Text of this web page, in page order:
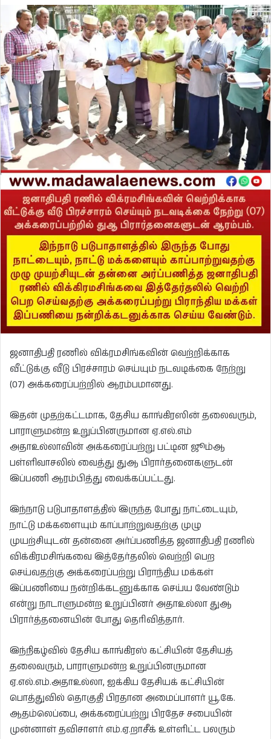
ஜனாதிபதி ரணில் விக்ரமசிங்கவின் வெற்றிக்காக
வீட்டுக்கு வீடு பிரச்சாரம் செய்யும் நடவடிக்கை நேற்று
(07) அக்கரைப்பற்றில் ஆரம்பமானது.
இதன் முதற்கட்டமாக, தேசிய காங்கிரஸின் தலைவரும்,
பாராளுமன்ற உறுப்பினருமான ஏ.எல்.எம்
அதாஉல்லாவின் அக்கரைப்பற்று பட்டின ஜூம்ஆ
பள்ளிவாசலில் வைத்து துஆ பிரார்தனைகளுடன்
இப்பணி ஆரம்பித்து வைக்கப்பட்டது.
இந்நாடு படுபாதாளத்தில் இருந்த போது நாட்டையும்,
நாட்டு மக்களையும் காப்பாற்றுவதற்கு முழு
முயற்சியுடன் தன்னை அர்ப்பணித்த ஜனாதிபதி ரணில்
விக்கிரமசிங்கவை இத்தேர்தலில் வெற்றி பெற
செய்வதற்கு அக்கரைப்பற்று பிராந்திய மக்கள்
இப்பணியை நன்றிக்கடனுக்காக செய்ய வேண்டும்
என்று நாடாளுமன்ற உறுப்பினர் அதாஉல்லா துஆ
பிரார்த்தனையின் போது தெரிவித்தார்.
இந்நிகழ்வில் தேசிய காங்கிரஸ் கட்சியின் தேசியத்
தலைவரும், பாராளுமன்ற உறுப்பினருமான
ஏ.எல்.எம்.அதாஉல்லா, ஐக்கிய தேசியக் கட்சியின்
பொத்துவில் தொகுதி பிரதான அமைப்பாளர் யூ.கே.
ஆதம்லெப்பை, அக்கரைப்பற்று பிரதேச சபையின்
முன்னாள் தவிசாளர் எம்.ஏ.றாசீக் உள்ளிட்ட பலரும்